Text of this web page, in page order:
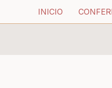
INICIO